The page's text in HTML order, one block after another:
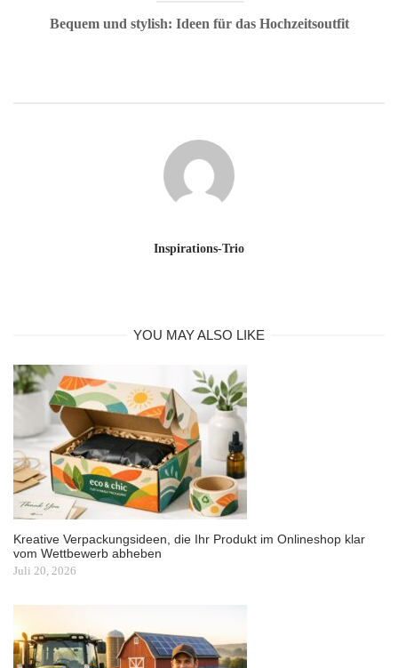
Bequem und stylish: Ideen für das Hochzeitsoutfit
Inspirations-Trio
YOU MAY ALSO LIKE
Kreative Verpackungsideen, die Ihr Produkt im Onlineshop klar
vom Wettbewerb abheben
Juli 20, 2026